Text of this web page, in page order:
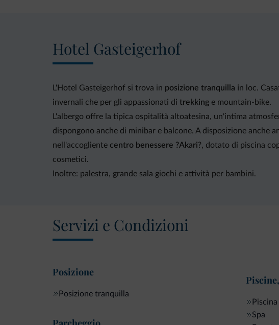
Hotel Gasteigerhof
L'Hotel Gasteigerhof si trova in posizione tranquilla in loc.
invernali che per gli appassionati di trekking e mountain-bike.
L'albergo offre la tipica ospitalità altoatesina, un'intima
dispongono anche di minibar e balcone. A disposizione anche
nell'accogliente centro benessere ?Akari?, dotato di piscina
cosmetici.
Inoltre: palestra, grande sala giochi e attività per bambini.
Servizi e Condizioni
Posizione
Posizione tranquilla
Piscina
Spa